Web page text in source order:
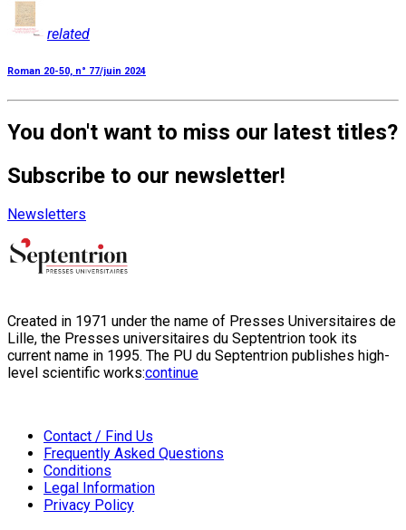
related
Roman 20-50, n° 77/juin 2024
You don't want to miss our latest titles?
Subscribe to our newsletter!
Newsletters
Created in 1971 under the name of Presses Universitaires de
Lille, the Presses universitaires du Septentrion took its
current name in 1995. The PU du Septentrion publishes high-
level scientific works:continue
Contact / Find Us
Frequently Asked Questions
Conditions
Legal Information
Privacy Policy